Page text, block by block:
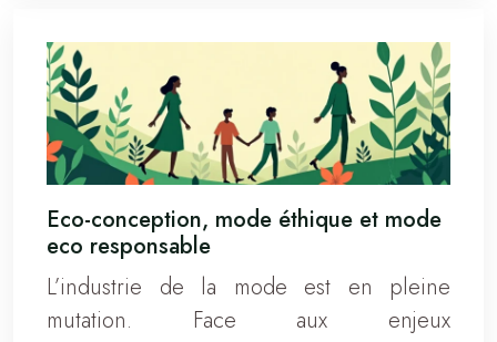
Eco-conception, mode éthique et mode
eco responsable
L’industrie de la mode est en pleine
mutation. Face aux enjeux